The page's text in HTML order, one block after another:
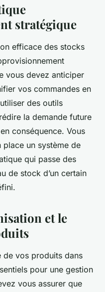
stratégique
efficace des stocks
vous devez anticiper
vos commandes en
des outils
la demande future
conséquence. Vous
place un système de
qui passe des
de stock d’un certain
et le
de vos produits dans
pour une gestion
vous assurer que